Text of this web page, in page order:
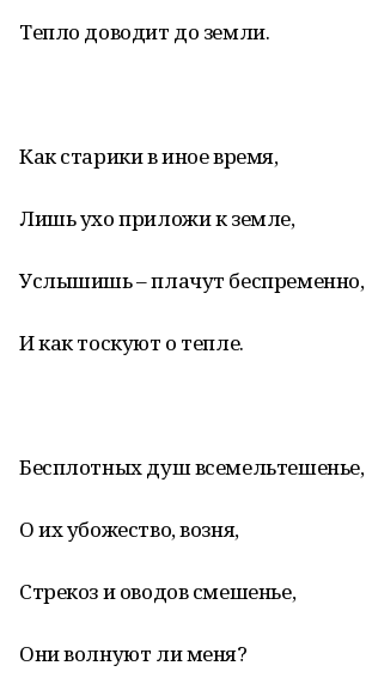
Тепло доводит до земли.
Как старики в иное время,
Лишь ухо приложи к земле,
Услышишь – плачут беспременно,
И как тоскуют о тепле.
Бесплотных душ всемельтешенье,
О их убожество, возня,
Стрекоз и оводов смешенье,
Они волнуют ли меня?